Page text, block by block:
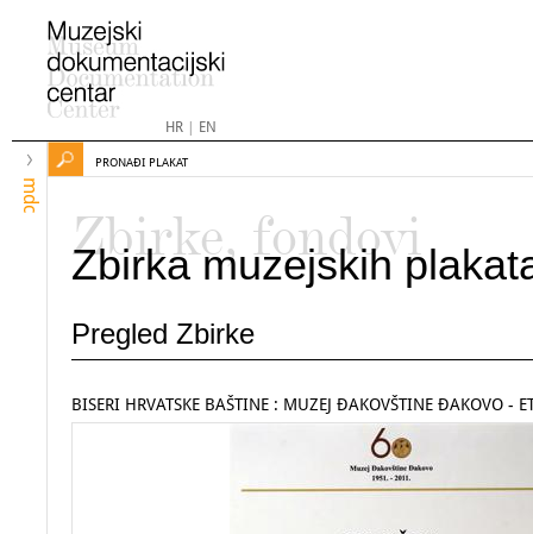
HR| EN
mdc
PRONAĐI PLAKAT
Zbirke, fondovi
Zbirka muzejskih
Pregled Zbirke
BISERI HRVATSKE BAŠTINE : MUZEJ ĐAKOVŠTINE ĐAKOVO -